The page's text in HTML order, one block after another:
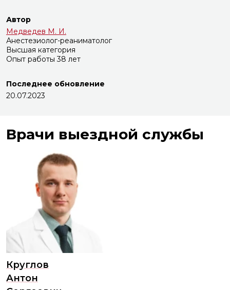
Автор
Медведев М. И.
Анестезиолог-реаниматолог
Высшая категория
Опыт работы 38 лет
Последнее обновление
20.07.2023
Врачи выездной службы
Круглов
Антон